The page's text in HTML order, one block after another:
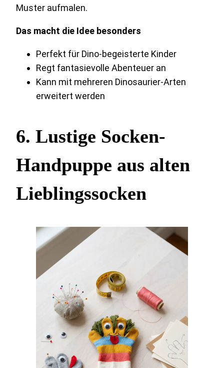
Muster aufmalen.
Das macht die Idee besonders
Perfekt für Dino-begeisterte Kinder
Regt fantasievolle Abenteuer an
Kann mit mehreren Dinosaurier-Arten
erweitert werden
6. Lustige Socken-
Handpuppe aus alten
Lieblingssocken